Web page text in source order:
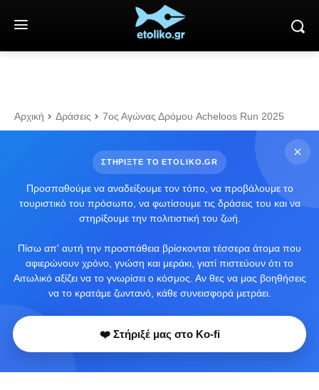
Αρχική Δράσεις 7ος Αγώνας Δρόμου Acheloos Run 2025
ΣΤΗΡΙΞΤΕ ΤΟ ETOLIKO.GR
Προσπαθούμε να αναδείξουμε τον τόπο, να προβάλουμε το
τουριστικό του πρόσωπο, να φωτίσουμε τις δράσεις του και να
στηρίξουμε την πολιτιστική του ζωή.
Πίσω απ' αυτή την προσπάθεια βρίσκονται τέσσερα άτομα που
αφιερώνουν χρόνο, γνώση και μεράκι, γιατί πιστεύουν ότι το
Αιτωλικό αξίζει να το γνωρίσει ο κόσμος. Αν θες να μας βοηθήσεις
να το κρατάμε ζωντανό, κάθε συνεισφορά μετράει.
❤️ Στήριξέ μας στο Ko-fi